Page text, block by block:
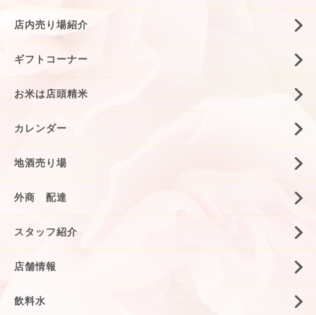
店内売り場紹介
ギフトコーナー
お米は店頭精米
カレンダー
地酒売り場
外商 配達
スタッフ紹介
店舗情報
飲料水